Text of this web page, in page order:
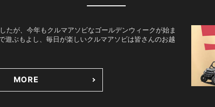
たが、今年もクルマアソビなゴールデンウィークが始ま
遊ぶもよし、毎日が楽しいクルマアソビは皆さんのお越
MORE